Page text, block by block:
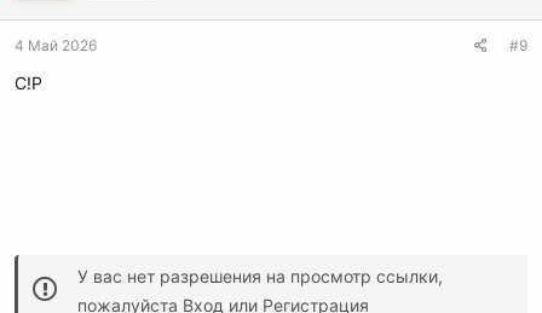
4 Май 2026 #9
C!P
У вас нет разрешения на просмотр ссылки,
пожалуйста Вход или Регистрация